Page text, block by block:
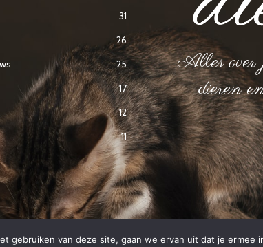
31
26
25
17
12
11
Alles over
dieren
gebruiken van deze site, gaan we ervan uit dat je ermee